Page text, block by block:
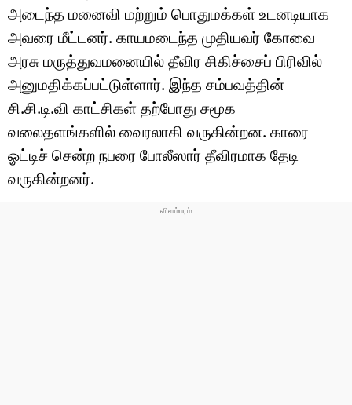
அடைந்த மனைவி மற்றும் பொதுமக்கள் உடனடியாக
அவரை மீட்டனர். காயமடைந்த முதியவர் கோவை
அரசு மருத்துவமனையில் தீவிர சிகிச்சைப் பிரிவில்
அனுமதிக்கப்பட்டுள்ளார். இந்த சம்பவத்தின்
சி.சி.டி.வி காட்சிகள் தற்போது சமூக
வலைதளங்களில் வைரலாகி வருகின்றன. காரை
ஓட்டிச் சென்ற நபரை போலீஸார் தீவிரமாக தேடி
வருகின்றனர்.